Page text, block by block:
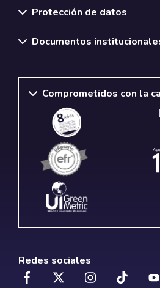
Protección de datos
Documentos
Comprometidos con la
Redes sociales